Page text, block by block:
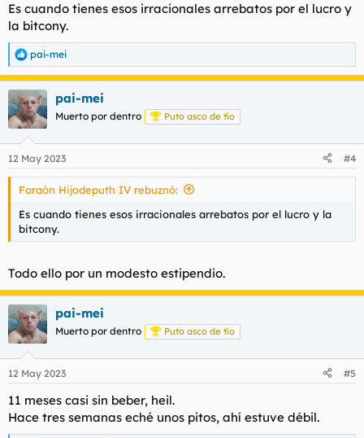
Es cuando tienes esos irracionales arrebatos por el lucro y
la bitcony.
R
e
a
c
c
i
e
s
pai-mei
pai-mei
Muerto por dentro Puto asco de tío
12 May 2023 #4
Faraón Hijodeputh IV rebuznó:
Es cuando tienes esos irracionales arrebatos por el lucro y la
bitcony.
Todo ello por un modesto estipendio.
pai-mei
Muerto por dentro Puto asco de tío
12 May 2023 #5
11 meses casi sin beber, heil.
Hace tres semanas eché unos pitos, ahí estuve débil.